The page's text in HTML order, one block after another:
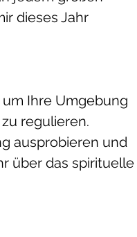
dieses Jahr
Ihre Umgebung
regulieren.
ausprobieren und
über das spirituelle